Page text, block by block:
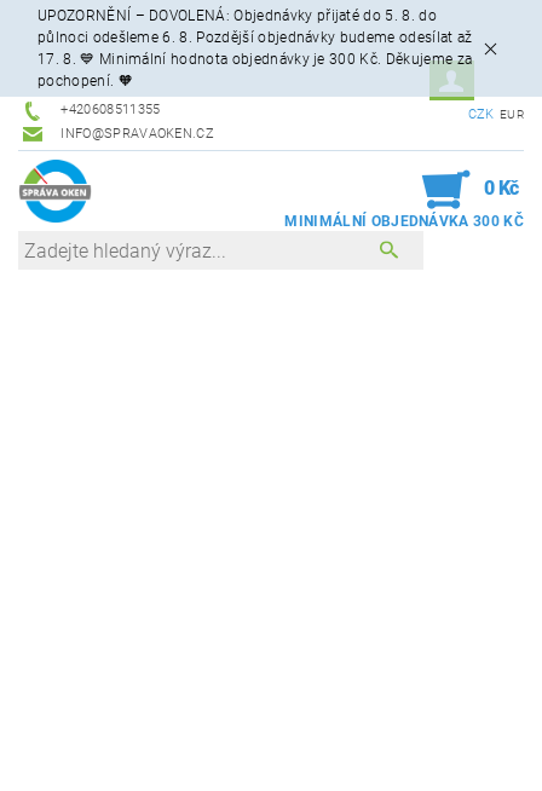
UPOZORNĚNÍ – DOVOLENÁ: Objednávky přijaté do 5. 8. do
půlnoci odešleme 6. 8. Pozdější objednávky budeme odesílat až
17. 8. 💙 Minimální hodnota objednávky je 300 Kč. Děkujeme za
pochopení. 🧡
+420608511355
INFO@SPRAVAOKEN.CZ
CZK EUR
0 Kč